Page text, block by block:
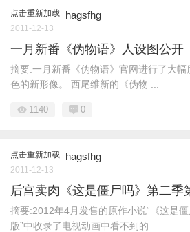
点击重新加载 hagsfhg
2011-12-13
一月新番《伪物语》人设图公开
摘要:一月新番《伪物语》官网进行了大幅
色的新形像。 西尾维新的《伪物 ...
1140 0
点击重新加载 hagsfhg
2011-12-13
后宫卖肉《这是僵尸吗》第二季
摘要:2012年4月发售的原作小说“《这是
版”中收录了电视动画中看不到的 ...